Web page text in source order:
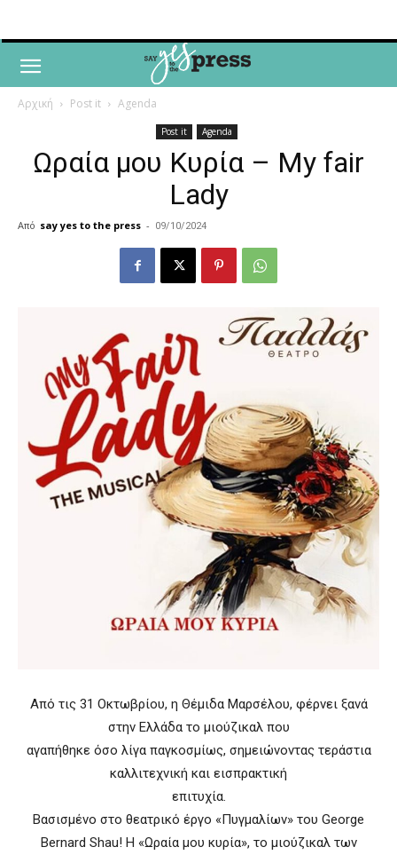
Αρχική Post it Agenda
Post it Agenda
Ωραία μου Κυρία – My fair
Lady
Από say yes to the press - 09/10/2024
Από τις 31 Οκτωβρίου, η Θέμιδα Μαρσέλου, φέρνει ξανά
στην Ελλάδα το μιούζικαλ που
αγαπήθηκε όσο λίγα παγκοσμίως, σημειώνοντας τεράστια
καλλιτεχνική και εισπρακτική
επιτυχία.
Βασισμένο στο θεατρικό έργο «Πυγμαλίων» του George
Bernard Shau! Η «Ωραία μου κυρία», το μιούζικαλ των